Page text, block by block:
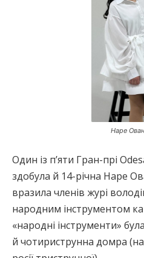
Наре
Один із п’яти Гран-прі
здобула й 14-річна Наре
вразила членів журі
народним інструментом
«народні інструменти»
й чотириструнна домра